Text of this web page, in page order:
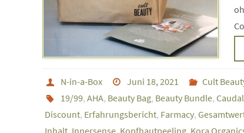
N-in-a-Box Juni 18, 2021 Cult
19/99, AHA, Beauty Bag, Beauty Bundle,
Discount, Erfahrungsbericht, Farmacy,